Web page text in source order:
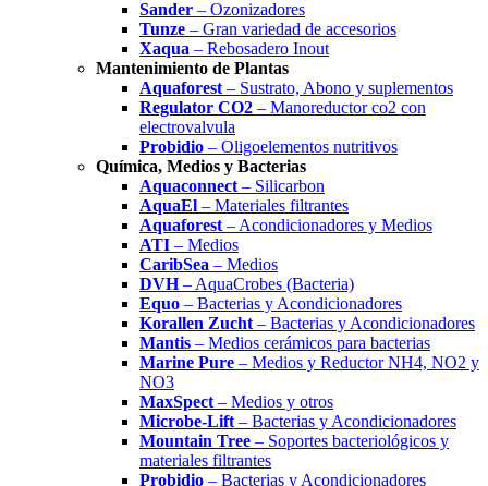
Sander – Ozonizadores
Tunze – Gran variedad de accesorios
Xaqua – Rebosadero Inout
Mantenimiento de Plantas
Aquaforest – Sustrato, Abono y suplementos
Regulator CO2 – Manoreductor co2 con
electrovalvula
Probidio – Oligoelementos nutritivos
Química, Medios y Bacterias
Aquaconnect – Silicarbon
AquaEl – Materiales filtrantes
Aquaforest – Acondicionadores y Medios
ATI – Medios
CaribSea – Medios
DVH– AquaCrobes (Bacteria)
Equo – Bacterias y Acondicionadores
Korallen Zucht – Bacterias y Acondicionadores
Mantis – Medios cerámicos para bacterias
Marine Pure – Medios y Reductor NH4, NO2 y
NO3
MaxSpect – Medios y otros
Microbe-Lift – Bacterias y Acondicionadores
Mountain Tree – Soportes bacteriológicos y
materiales filtrantes
Probidio – Bacterias y Acondicionadores